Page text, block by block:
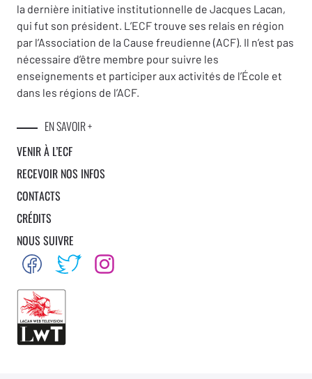
la dernière initiative institutionnelle de Jacques Lacan,
qui fut son président. L’ECF trouve ses relais en région
par l’Association de la Cause freudienne (ACF). Il n’est pas
nécessaire d’être membre pour suivre les
enseignements et participer aux activités de l’École et
dans les régions de l’ACF.
EN SAVOIR +
VENIR À L’ECF
RECEVOIR NOS INFOS
CONTACTS
CRÉDITS
NOUS SUIVRE